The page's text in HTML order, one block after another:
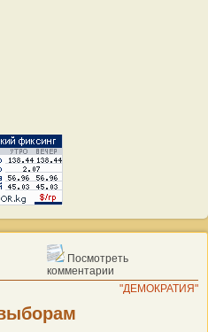
Посмотреть
комментарии
"ДЕМОКРАТИЯ"